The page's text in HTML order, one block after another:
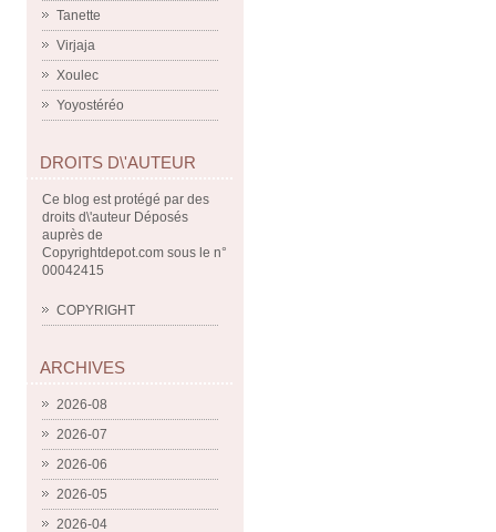
Tanette
Virjaja
Xoulec
Yoyostéréo
DROITS D\'AUTEUR
Ce blog est protégé par des
droits d\'auteur Déposés
auprès de
Copyrightdepot.com sous le n°
00042415
COPYRIGHT
ARCHIVES
2026-08
2026-07
2026-06
2026-05
2026-04